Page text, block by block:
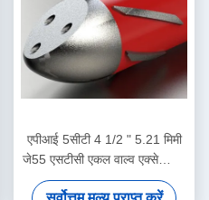
एपीआई 5सीटी 4 1/2 " 5.21 मिमी
जे55 एसटीसी एकल वाल्व एक्सेन्ट्रिक
नाक एल्यूमीनियम मिश्र धातु फ्लोट